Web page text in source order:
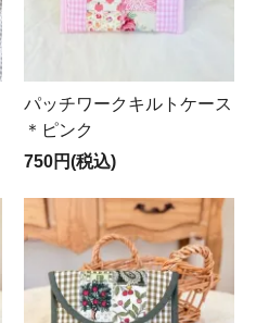
パッチワークキルトケース
＊ピンク
750円(税込)